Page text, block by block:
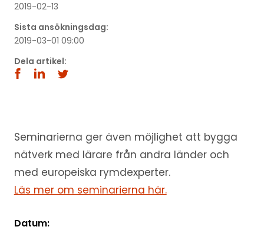
2019-02-13
Sista ansökningsdag:
2019-03-01 09:00
Dela artikel:
Seminarierna ger även möjlighet att bygga
nätverk med lärare från andra länder och
med europeiska rymdexperter.
Läs mer om seminarierna här.
Datum: